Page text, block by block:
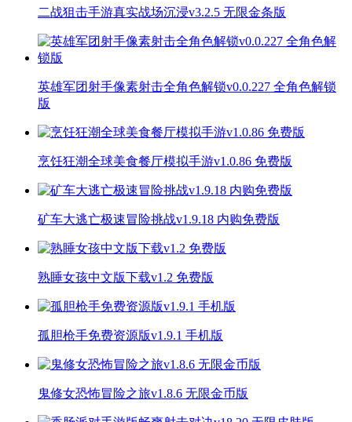
二战狙击手游真实战场沉浸v3.2.5 无限金条版
英雄军团射手像素射击全角色解锁v0.0.227 全角色解锁
版
烹饪狂潮全球美食餐厅模拟手游v1.0.86 免费版
矿车大逃亡极速冒险挑战v1.9.18 内购免费版
熟睡女孩中文版下载v1.2 免费版
孤胆枪手免费资源版v1.9.1 手机版
鬼修女恐怖冒险之旅v1.8.6 无限金币版